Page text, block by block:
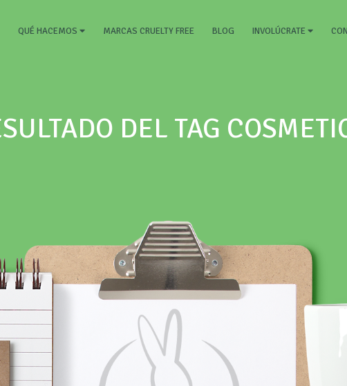
(CURRENT)
QUÉ HACEMOS MARCAS CRUELTY FREE BLOG INVOLÚCRATE
DEL TAG